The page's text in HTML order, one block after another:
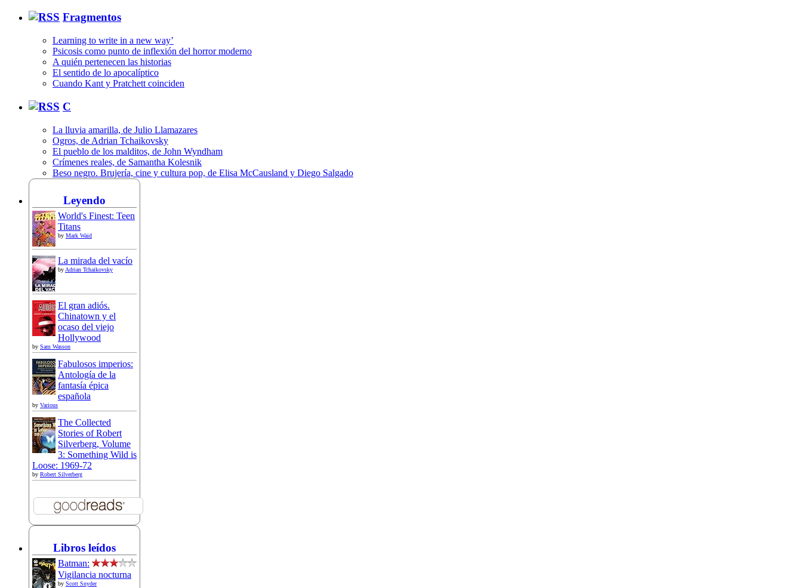
Fragmentos
Learning to write in a new way’
Psicosis como punto de inflexión del horror moderno
A quién pertenecen las historias
El sentido de lo apocalíptico
Cuando Kant y Pratchett coinciden
C
La lluvia amarilla, de Julio Llamazares
Ogros, de Adrian Tchaikovsky
El pueblo de los malditos, de John Wyndham
Crímenes reales, de Samantha Kolesnik
Beso negro. Brujería, cine y cultura pop, de Elisa McCausland y Diego Salgado
Leyendo
World's Finest: Teen
Titans
by Mark Waid
La mirada del vacío
byAdrian Tchaikovsky
El gran adiós.
Chinatown y el
ocaso del viejo
Hollywood
by Sam Wasson
Fabulosos imperios:
Antología de la
fantasía épica
española
by Various
The Collected
Stories of Robert
Silverberg, Volume
3: Something Wild is
Loose: 1969-72
by Robert Silverberg
Libros leídos
Batman:
Vigilancia nocturna
by Scott Snyder